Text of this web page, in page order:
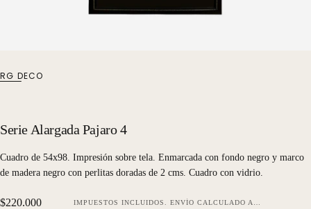
RG DECO
Serie Alargada Pajaro 4
Cuadro de 54x98. Impresión sobre tela. Enmarcada con fondo negro y marco
de madera negro con perlitas doradas de 2 cms. Cuadro con vidrio.
Precio
$220.000 IMPUESTOS INCLUIDOS. ENVÍO CALCULADO AL FINALIZAR LA COMPRA.